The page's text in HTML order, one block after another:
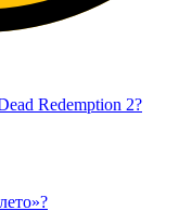
Redemption 2?